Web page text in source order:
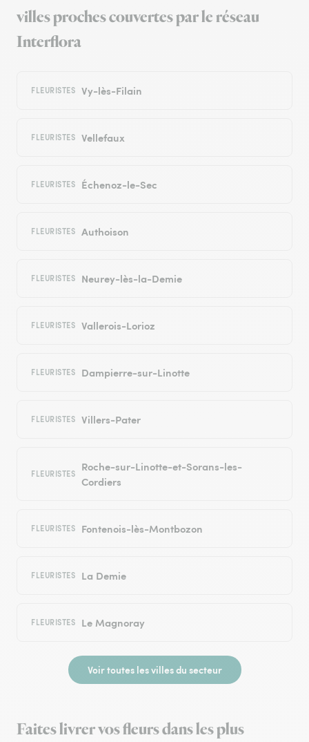
villes proches couvertes par le réseau
Interflora
FLEURISTES Vy-lès-Filain
FLEURISTES Vellefaux
FLEURISTES Échenoz-le-Sec
FLEURISTES Authoison
FLEURISTES Neurey-lès-la-Demie
FLEURISTES Vallerois-Lorioz
FLEURISTES Dampierre-sur-Linotte
FLEURISTES Villers-Pater
FLEURISTES
Roche-sur-Linotte-et-Sorans-les-
Cordiers
FLEURISTES Fontenois-lès-Montbozon
FLEURISTES La Demie
FLEURISTES Le Magnoray
Voir toutes les villes du secteur
Faites livrer vos fleurs dans les plus